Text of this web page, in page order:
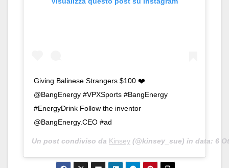
Giving Balinese Strangers $100 ❤️
@BangEnergy #VPXSports #BangEnergy
#EnergyDrink Follow the inventor
@BangEnergy.CEO #ad
Un post condiviso da Kinsey (@kinsey_sue) in data: 6